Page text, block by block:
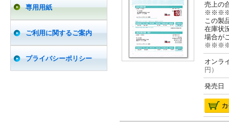
専用用紙
ご利用に関するご案内
プライバシーポリシー
売上の
この製
在庫状
場合が
オン
円）
発売日